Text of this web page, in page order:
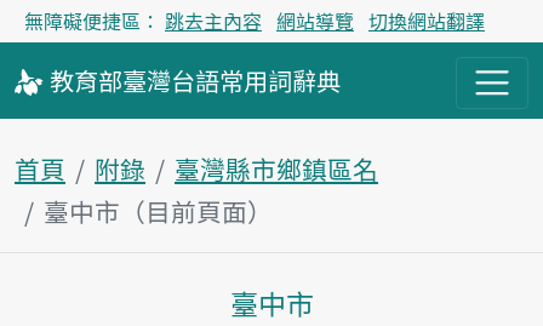
無障礙便捷區： 跳去主內容 網站導覽 切換網站翻譯
教育部臺灣台語常用詞辭典
首頁 附錄
臺灣縣市鄉鎮區名
臺中市（目前頁面）
主內容區塊
臺中市